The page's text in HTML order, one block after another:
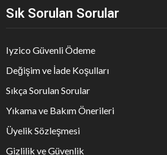
Sık Sorulan Sorular
Iyzico Güvenli Ödeme
Değişim ve İade Koşulları
Sıkça Sorulan Sorular
Yıkama ve Bakım Önerileri
Üyelik Sözleşmesi
Gizlilik ve Güvenlik